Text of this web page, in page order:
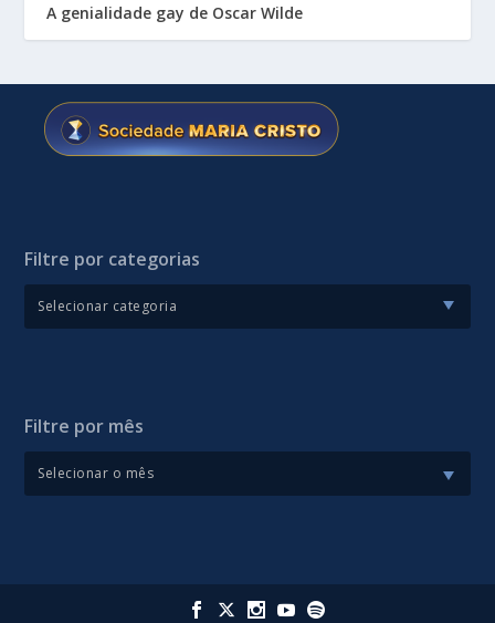
A genialidade gay de Oscar Wilde
Filtre por categorias
Filtre por mês